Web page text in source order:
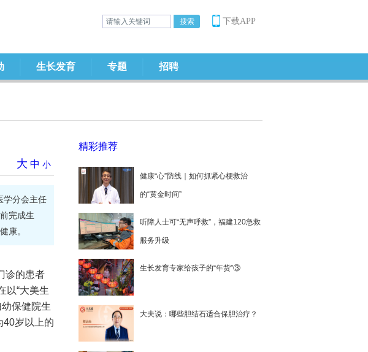
下载APP
生长发育 专题 招聘
大 中 小
学分会主任
完成生
康。
诊的患者
以“大美生
保健院生
40岁以上的
精彩推荐
健康“心”防线｜如何抓紧心梗救治
的“黄金时间”
听障人士可“无声呼救”，福建120急救
服务升级
生长发育专家给孩子的“年货”③
大夫说：哪些胆结石适合保胆治疗？